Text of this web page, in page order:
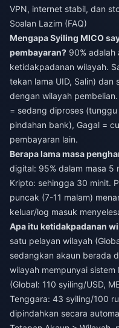
VPN, internet stabil, dan
Soalan Lazim (FAQ)
Mengapa Syiling MICO
pembayaran? 90% adalah
ketidakpadanan wilayah.
tekan lama UID, Salin) dan
dengan wilayah
= sedang diproses
pindahan bank), Gagal =
pembayaran lain.
Berapa lama masa
digital: 95% dalam masa 5
Kripto: sehingga 30 minit.
puncak (7-11 malam)
keluar/log masuk
Apa itu ketidakpadanan
satu pelayan wilayah
sedangkan akaun berada
wilayah mempunyai
(Global: 110 syiling/USD,
Tenggara: 43 syiling/100
dipindahkan secara